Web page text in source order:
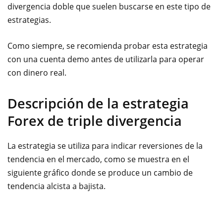
divergencia doble que suelen buscarse en este tipo de
estrategias.
Como siempre, se recomienda probar esta estrategia
con una cuenta demo antes de utilizarla para operar
con dinero real.
Descripción de la estrategia
Forex de triple divergencia
La estrategia se utiliza para indicar reversiones de la
tendencia en el mercado, como se muestra en el
siguiente gráfico donde se produce un cambio de
tendencia alcista a bajista.